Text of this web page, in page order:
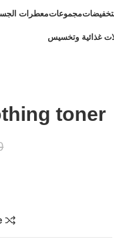
مجموعاتمعطرات
غذائية وتخسيس
toner